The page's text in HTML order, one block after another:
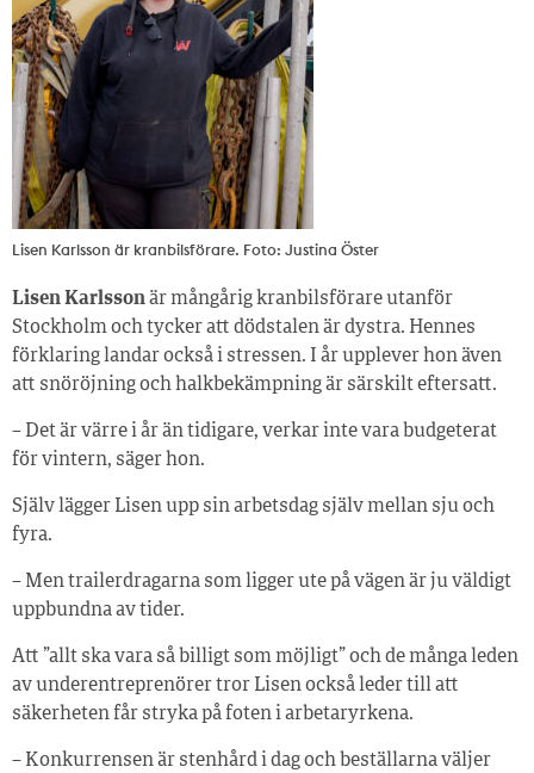
Lisen Karlsson är kranbilsförare. Foto: Justina Öster
Lisen Karlssonär mångårig kranbilsförare utanför
Stockholm och tycker att dödstalen är dystra. Hennes
förklaring landar också i stressen. I år upplever hon även
att snöröjning och halkbekämpning är särskilt eftersatt.
– Det är värre i år än tidigare, verkar inte vara budgeterat
för vintern, säger hon.
Själv lägger Lisen upp sin arbetsdag själv mellan sju och
fyra.
– Men trailerdragarna som ligger ute på vägen är ju väldigt
uppbundna av tider.
Att ”allt ska vara så billigt som möjligt” och de många leden
av underentreprenörer tror Lisen också leder till att
säkerheten får stryka på foten i arbetaryrkena.
– Konkurrensen är stenhård i dag och beställarna väljer